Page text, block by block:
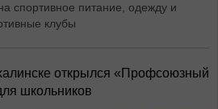
спортивное питание, одежду и
клубы
открылся «Профсоюзный
школьников